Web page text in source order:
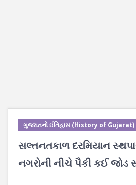
ગુજરાતનો ઈતિહાસ (History of Gujarat)
સલ્તનતકાળ દરમિયાન
નગરોની નીચે પૈકી કઈ જોડ